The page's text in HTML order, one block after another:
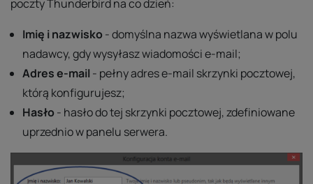
poczty Thunderbird na co dzień:
Imię i nazwisko- domyślna nazwa wyświetlana w polu
nadawcy, gdy wysyłasz wiadomości e-mail;
Adres e-mail - pełny adres e-mail skrzynki pocztowej,
którą konfigurujesz;
Hasło- hasło do tej skrzynki pocztowej, zdefiniowane
uprzednio w panelu serwera.